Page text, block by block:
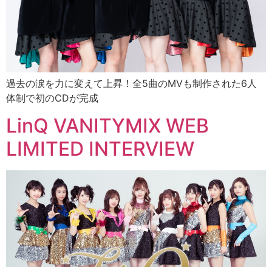
過去の涙を力に変えて上昇！全5曲のMVも制作された6人
体制で初のCDが完成
LinQ VANITYMIX WEB
LIMITED INTERVIEW